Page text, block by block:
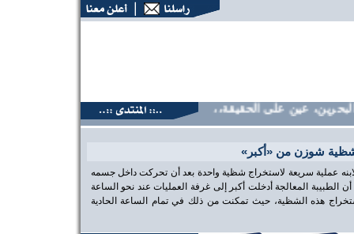
عين على الحقيقة،، منتديات البحرين، عين على
شوزن من «أكبر»
عملية سريعة لاستخراج شظية واحدة بعد أن تحركت داخل جسمه
المعالجة أدخلت أكبر إلى غرفة العمليات عند نحو الساعة
هذه الشظية، حيث تمكنت من ذلك في تمام الساعة الحادية